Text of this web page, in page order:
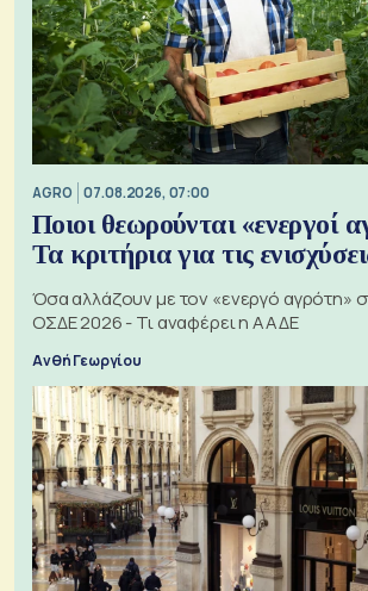
AGRO 07.08.2026, 07:00
Ποιοι θεωρούνται «ενεργοί
Τα κριτήρια για τις
Όσα αλλάζουν με τον «ενεργό αγρότη»
ΟΣΔΕ 2026 - Τι αναφέρει η ΑΑΔΕ
Ανθή Γεωργίου